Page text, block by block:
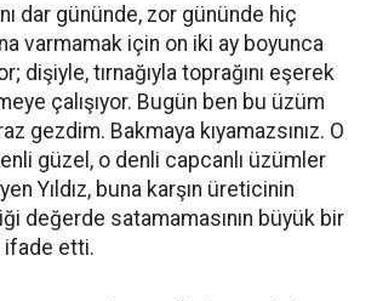
dar gününde, zor gününde hiç
varmamak için on iki ay boyunca
dişiyle, tırnağıyla toprağını eşerek
çalışıyor. Bugün ben bu üzüm
gezdim. Bakmaya kıyamazsınız. O
güzel, o denli capcanlı üzümler
Yıldız, buna karşın üreticinin
değerde satamamasının büyük bir
ifade etti.